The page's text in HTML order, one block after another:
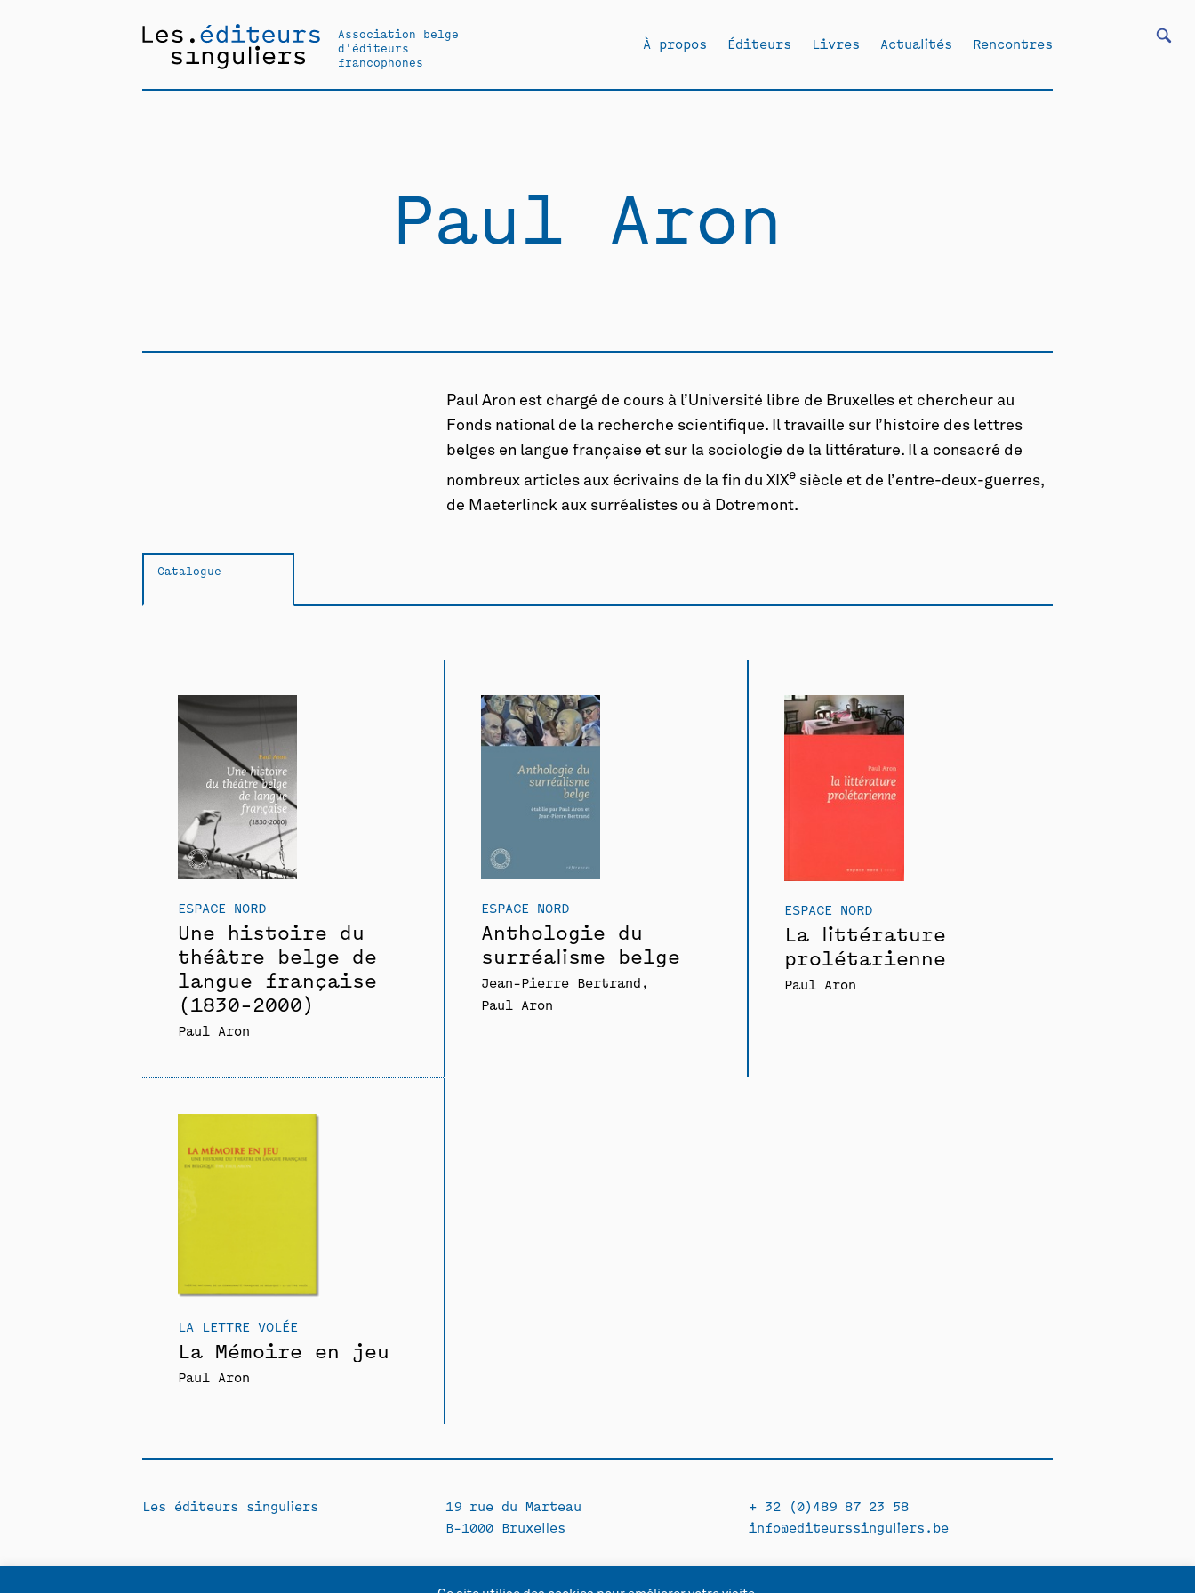
Association belge
d'éditeurs
francophones
À propos Éditeurs Livres Actualités Rencontres
Paul Aron
Paul Aron est chargé de cours à l’Université libre de Bruxelles et chercheur au
Fonds national de la recherche scientifique. Il travaille sur l’histoire des lettres
belges en langue française et sur la sociologie de la littérature. Il a consacré de
nombreux articles aux écrivains de la fin du XIXe siècle et de l’entre-deux-guerres,
de Maeterlinck aux surréalistes ou à Dotremont.
Catalogue
ESPACE NORD
Une histoire du
théâtre belge de
langue française
(1830-2000)
Paul Aron
ESPACE NORD
Anthologie du
surréalisme belge
Jean-Pierre Bertrand
Paul Aron
ESPACE NORD
La littérature
prolétarienne
Paul Aron
LA LETTRE VOLÉE
La Mémoire en jeu
Paul Aron
Les éditeurs singuliers
19 rue du Marteau
B-1000 Bruxelles
+ 32 (0)489 87 23 58
info@editeurssinguliers.be